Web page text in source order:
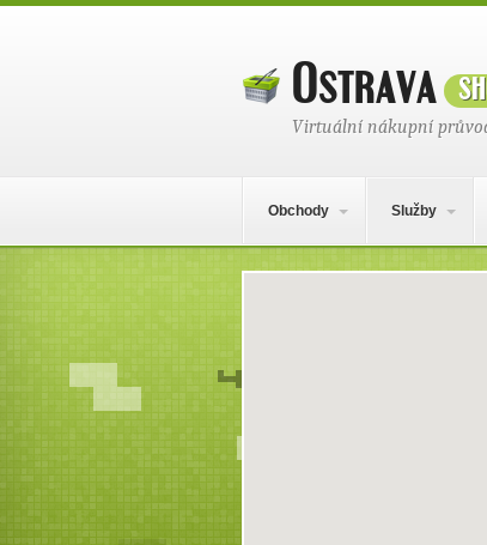
Ostrava
Virtuální nákupní
Obchody Služby
Mapa obsahu